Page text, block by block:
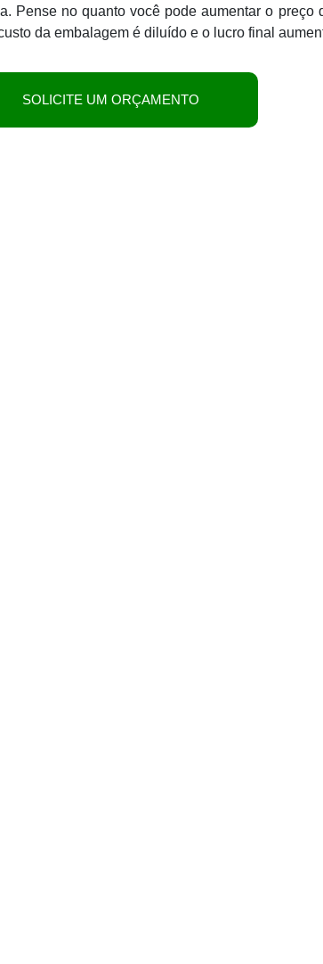
Pense no quanto você pode aumentar o preço
da embalagem é diluído e o lucro final
SOLICITE UM ORÇAMENTO